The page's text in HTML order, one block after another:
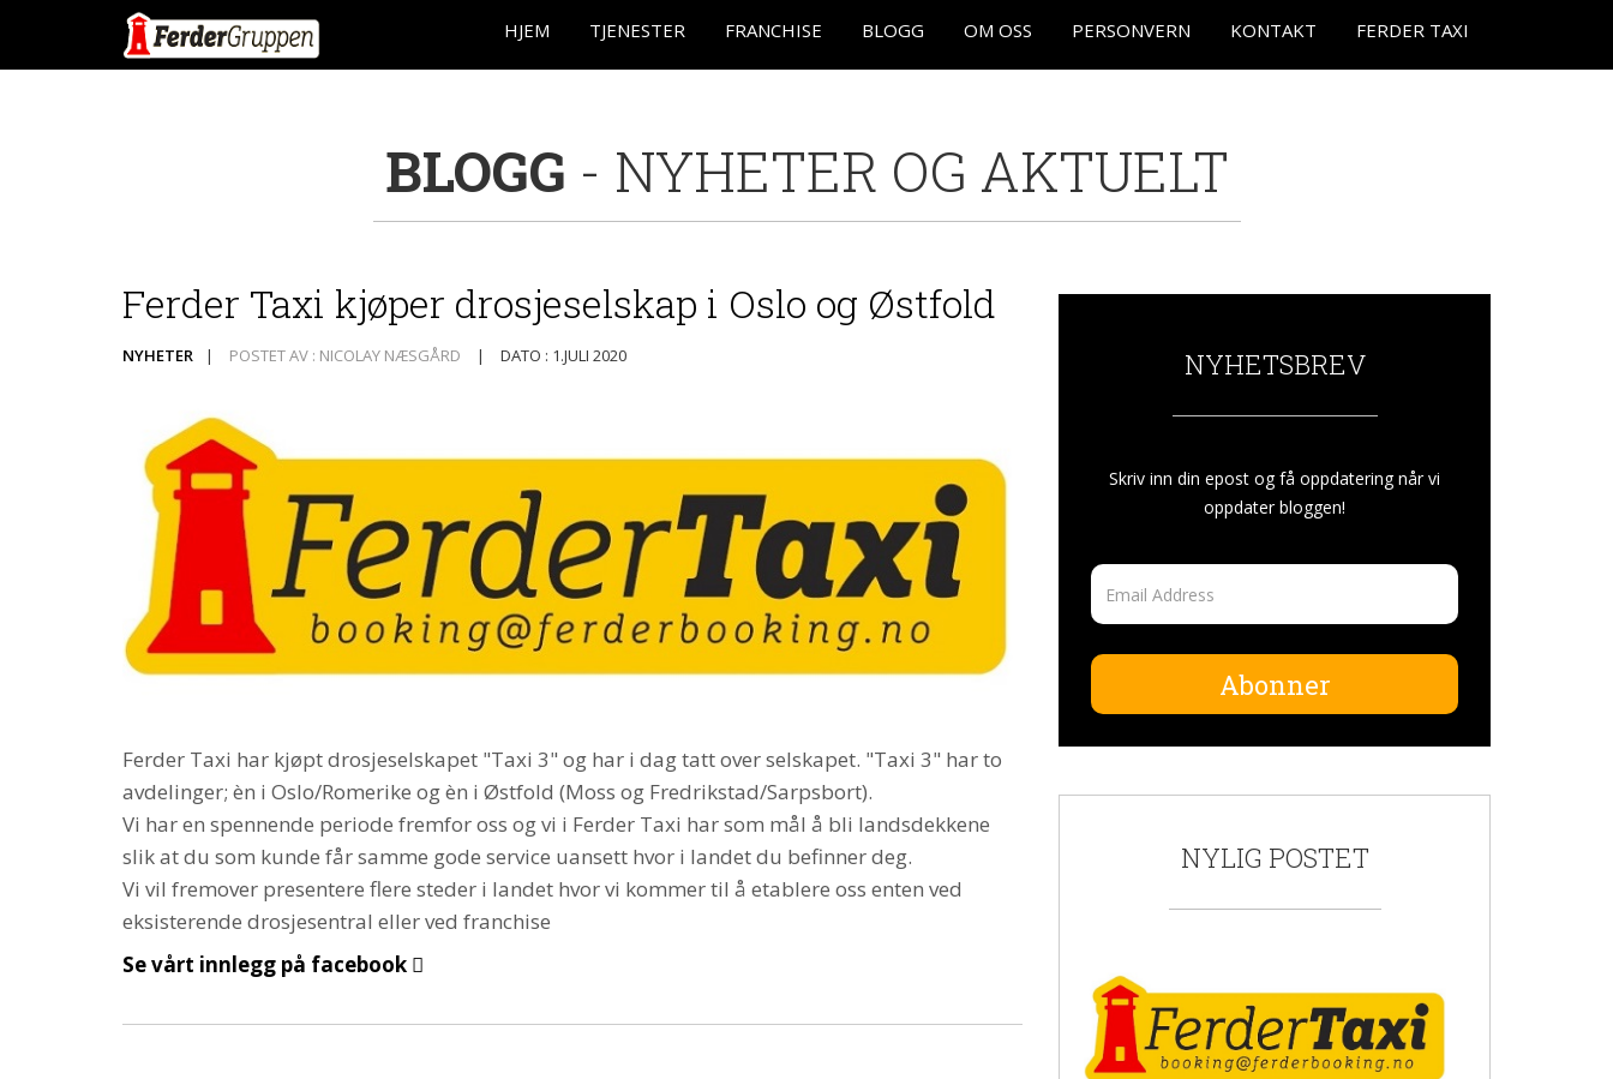
HJEM TJENESTER FRANCHISE BLOGG OM OSS PERSONVERN KONTAKT FERDER TAXI
BLOGG - NYHETER OG AKTUELT
Ferder Taxi kjøper drosjeselskap i Oslo og Østfold
NYHETER | POSTET AV : NICOLAY NÆSGÅRD | DATO : 1.JULI 2020
Ferder Taxi har kjøpt drosjeselskapet "Taxi 3" og har i dag tatt over selskapet. "Taxi 3" har to
avdelinger; èn i Oslo/Romerike og èn i Østfold (Moss og Fredrikstad/Sarpsbort).
Vi har en spennende periode fremfor oss og vi i Ferder Taxi har som mål å bli landsdekkene
slik at du som kunde får samme gode service uansett hvor i landet du befinner deg.
Vi vil fremover presentere flere steder i landet hvor vi kommer til å etablere oss enten ved
eksisterende drosjesentral eller ved franchise
Se vårt innlegg på facebook
NYHETSBREV
Skriv inn din epost og få oppdatering når vi
oppdater bloggen!
Abonner
NYLIG POSTET